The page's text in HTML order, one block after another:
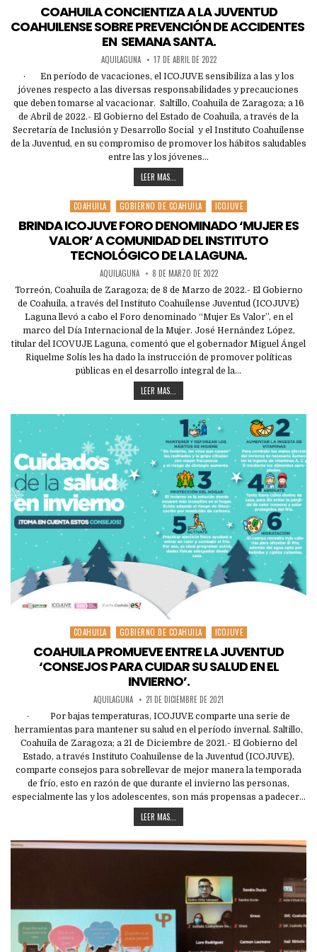
in
COAHUILA CONCIENTIZA A LA JUVENTUD
COAHUILENSE SOBRE PREVENCIÓN DE ACCIDENTES
EN SEMANA SANTA.
AQUILAGUNA 17 DE ABRIL DE 2022
· En período de vacaciones, el ICOJUVE sensibiliza a las y los
jóvenes respecto a las diversas responsabilidades y precauciones
que deben tomarse al vacacionar. Saltillo, Coahuila de Zaragoza; a 16
de Abril de 2022.- El Gobierno del Estado de Coahuila, a través de la
Secretaría de Inclusión y Desarrollo Social y el Instituto Coahuilense
de la Juventud, en su compromiso de promover los hábitos saludables
entre las y los jóvenes…
LEER MAS...
Posted
in
COAHUILA GOBIERNO DE COAHUILA ICOJUVE
BRINDA ICOJUVE FORO DENOMINADO ‘MUJER ES
VALOR’ A COMUNIDAD DEL INSTITUTO
TECNOLÓGICO DE LA LAGUNA.
AQUILAGUNA 8 DE MARZO DE 2022
Torreón, Coahuila de Zaragoza; de 8 de Marzo de 2022.- El Gobierno
de Coahuila, a través del Instituto Coahuilense Juventud (ICOJUVE)
Laguna llevó a cabo el Foro denominado “Mujer Es Valor”, en el
marco del Día Internacional de la Mujer. José Hernández López,
titular del ICOVUJE Laguna, comentó que el gobernador Miguel Ángel
Riquelme Solís les ha dado la instrucción de promover políticas
públicas en el desarrollo integral de la…
LEER MAS...
Posted
in
COAHUILA GOBIERNO DE COAHUILA ICOJUVE
COAHUILA PROMUEVE ENTRE LA JUVENTUD
‘CONSEJOS PARA CUIDAR SU SALUD EN EL
INVIERNO’.
AQUILAGUNA 21 DE DICIEMBRE DE 2021
· Por bajas temperaturas, ICOJUVE comparte una serie de
herramientas para mantener su salud en el período invernal. Saltillo,
Coahuila de Zaragoza; a 21 de Diciembre de 2021.- El Gobierno del
Estado, a través Instituto Coahuilense de la Juventud (ICOJUVE),
comparte consejos para sobrellevar de mejor manera la temporada
de frío, esto en razón de que durante el invierno las personas,
especialmente las y los adolescentes, son más propensas a padecer…
LEER MAS...